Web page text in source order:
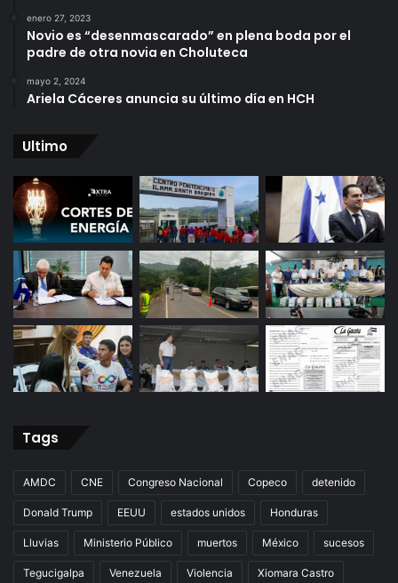
enero 27, 2023
Novio es “desenmascarado” en plena boda por el
padre de otra novia en Choluteca
mayo 2, 2024
Ariela Cáceres anuncia su último día en HCH
Ultimo
Tags
AMDC CNE Congreso Nacional Copeco detenido
Donald Trump EEUU estados unidos Honduras
Lluvias Ministerio Público muertos México sucesos
Tegucigalpa Venezuela Violencia Xiomara Castro